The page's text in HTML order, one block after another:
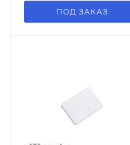
ПОД ЗАКАЗ